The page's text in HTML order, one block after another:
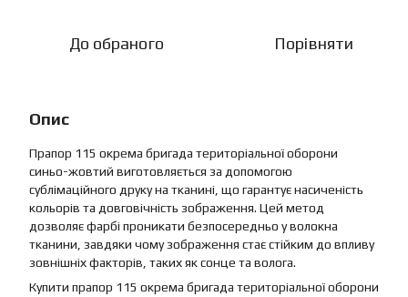
До обраного Порівняти
Опис
Прапор 115 окрема бригада територіальної оборони
синьо-жовтий виготовляється за допомогою
сублімаційного друку на тканині, що гарантує насиченість
кольорів та довговічність зображення. Цей метод
дозволяє фарбі проникати безпосередньо у волокна
тканини, завдяки чому зображення стає стійким до впливу
зовнішніх факторів, таких як сонце та волога.
Купити прапор 115 окрема бригада територіальної оборони